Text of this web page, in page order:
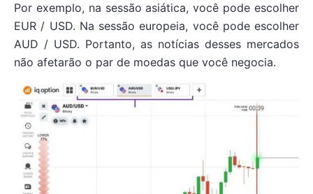
Por exemplo, na sessão asiática, você pode escolher
EUR / USD. Na sessão europeia, você pode escolher
AUD / USD. Portanto, as notícias desses mercados
não afetarão o par de moedas que você negocia.